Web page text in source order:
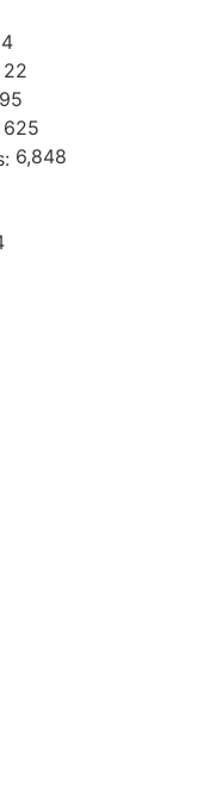
22
625
6,848